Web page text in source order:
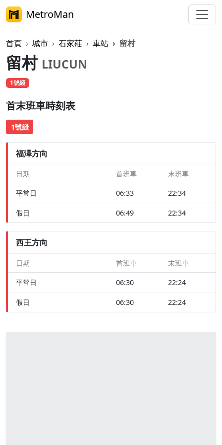
MetroMan
首頁 城市 石家莊 車站 留村
留村 LIUCUN
1號綫
首末班車時刻表
1號綫
福澤方向
日期 首班車 末班車
平常日 06:33 22:34
假日 06:49 22:34
西王方向
日期 首班車 末班車
平常日 06:30 22:24
假日 06:30 22:24